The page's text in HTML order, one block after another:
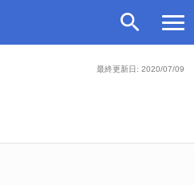
最終更新日: 2020/07/09